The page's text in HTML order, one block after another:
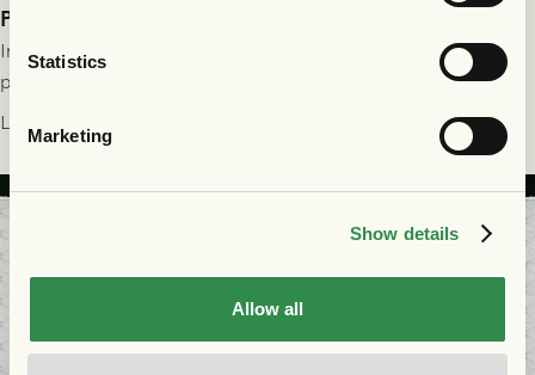
Statistics
Marketing
Show details
Allow all
Publikinformation: FC Nordsjælland - GAIS 30/7
Information för dig som ska se FC Nordsjælland - GAIS på
plats på Right to Dream Park torsdagen den 30/7 kl. 19.00.
Läs mer